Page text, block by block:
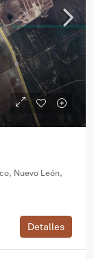
Nuevo León,
Detalles